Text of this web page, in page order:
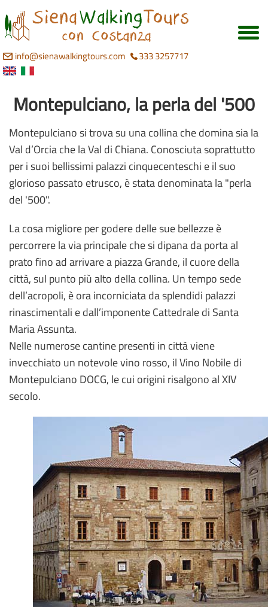
info@sienawalkingtours.com 333 3257717
Montepulciano, la perla del '500
Montepulciano si trova su una collina che domina sia la
Val d’Orcia che la Val di Chiana. Conosciuta soprattutto
per i suoi bellissimi palazzi cinquecenteschi e il suo
glorioso passato etrusco, è stata denominata la "perla
del '500".
La cosa migliore per godere delle sue bellezze è
percorrere la via principale che si dipana da porta al
prato fino ad arrivare a piazza Grande, il cuore della
città, sul punto più alto della collina. Un tempo sede
dell’acropoli, è ora incorniciata da splendidi palazzi
rinascimentali e dall’imponente Cattedrale di Santa
Maria Assunta.
Nelle numerose cantine presenti in città viene
invecchiato un notevole vino rosso, il Vino Nobile di
Montepulciano DOCG, le cui origini risalgono al XIV
secolo.